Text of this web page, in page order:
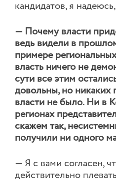
кандидатов, я
— Почему власти
ведь видели в
примере
власть ничего не
сути все этим
довольны, но никаких
власти не было. Ни в
регионах
скажем так,
получили ни одного
— Я с вами согласен,
действительно